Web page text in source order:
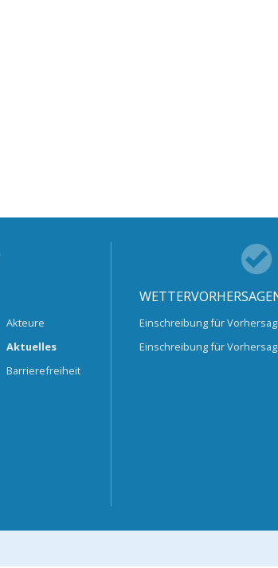
Akteure
Aktuelles
Barrierefreiheit
Einschreibung für
Einschreibung für